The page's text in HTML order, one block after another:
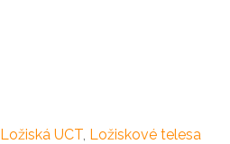
Ložiská UCT Ložiskové telesa